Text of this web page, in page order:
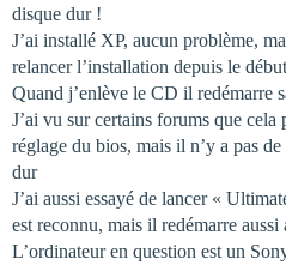
disque dur !
J’ai installé XP, aucun problème,
relancer l’installation depuis le
Quand j’enlève le CD il redémarre
J’ai vu sur certains forums que
réglage du bios, mais il n’y a pas
dur
J’ai aussi essayé de lancer «
est reconnu, mais il redémarre
L’ordinateur en question est un